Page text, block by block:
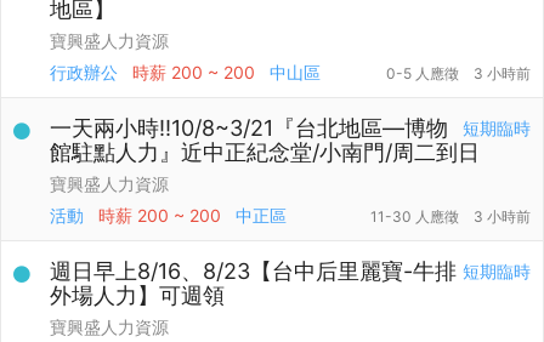
地區】
寶興盛人力資源
行政辦公
時薪 200 ~ 200 中山區 0-5 人應徵 3 小時前
短期臨時
一天兩小時‼️10/8~3/21『台北地區—博物
館駐點人力』近中正紀念堂/小南門/周二到日
寶興盛人力資源
活動
時薪 200 ~ 200 中正區 11-30 人應徵 3 小時前
短期臨時
週日早上8/16、8/23【台中后里麗寶-牛排
外場人力】可週領
寶興盛人力資源